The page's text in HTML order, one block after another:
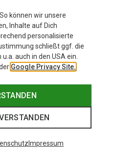
können wir unsere
Inhalte auf Dich
personalisierte
schließt ggf. die
auch in den USA ein.
Google Privacy Site.
Impressum